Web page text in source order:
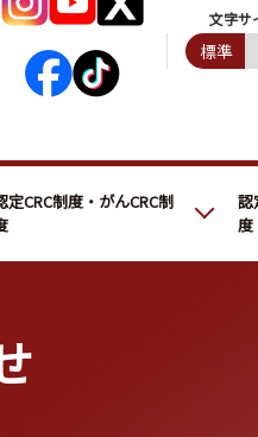
標準
定CRC制度・がんCRC制
認
度